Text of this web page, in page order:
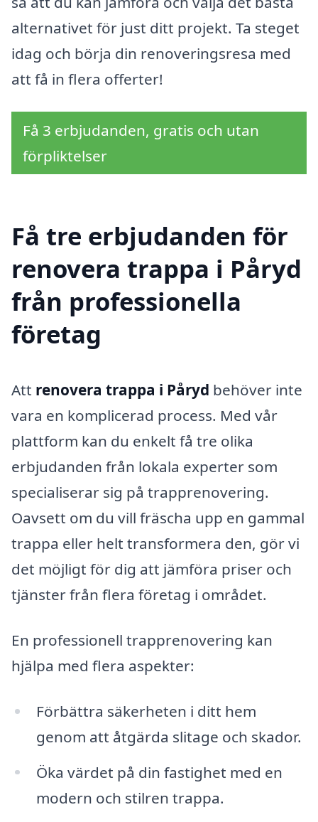
alternativet för just ditt projekt. Ta steget
idag och börja din renoveringsresa med
att få in flera offerter!
Få 3 erbjudanden, gratis och utan
förpliktelser
Få tre erbjudanden för
renovera trappa i Påryd
från professionella
företag
Att renovera trappa i Påryd behöver inte
vara en komplicerad process. Med vår
plattform kan du enkelt få tre olika
erbjudanden från lokala experter som
specialiserar sig på trapprenovering.
Oavsett om du vill fräscha upp en gammal
trappa eller helt transformera den, gör vi
det möjligt för dig att jämföra priser och
tjänster från flera företag i området.
En professionell trapprenovering kan
hjälpa med flera aspekter:
Förbättra säkerheten i ditt hem
genom att åtgärda slitage och skador.
Öka värdet på din fastighet med en
modern och stilren trappa.